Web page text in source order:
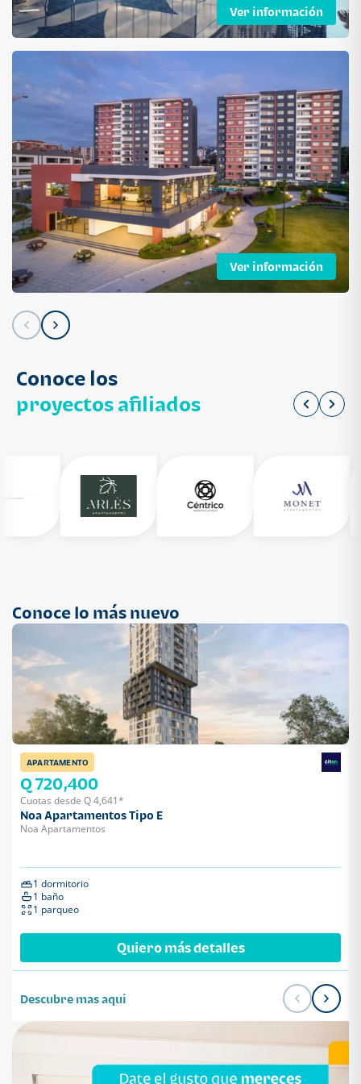
Ver información
Ver información
Conoce los
proyectos afiliados
Conoce lo más nuevo
APARTAMENTO
Q 720,400
Cuotas desde Q 4,641*
Noa Apartamentos Tipo E
Noa Apartamentos
1 dormitorio
1 baño
1 parqueo
Quiero más detalles
Descubre mas aqui